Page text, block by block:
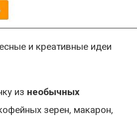
и креативные идеи
из необычных
зерен, макарон,